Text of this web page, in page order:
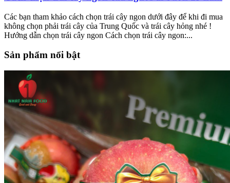
Các bạn tham khảo cách chọn trái cây ngon dưới đây để khi đi mua
không chọn phải trái cây của Trung Quốc và trái cây hỏng nhé !
Hướng dẫn chọn trái cây ngon Cách chọn trái cây ngon:...
Sản phẩm nổi bật